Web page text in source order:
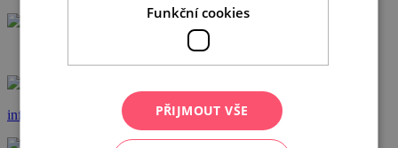
info@ccrjm.cz
Funkční cookies
PŘIJMOUT VŠE